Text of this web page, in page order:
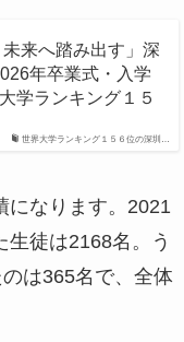
世界大学ランキング１５６位の深圳…
未来へ踏み出す」深
年卒業式・入学
学ランキング１５
になります。2021
徒は2168名。う
は365名で、全体